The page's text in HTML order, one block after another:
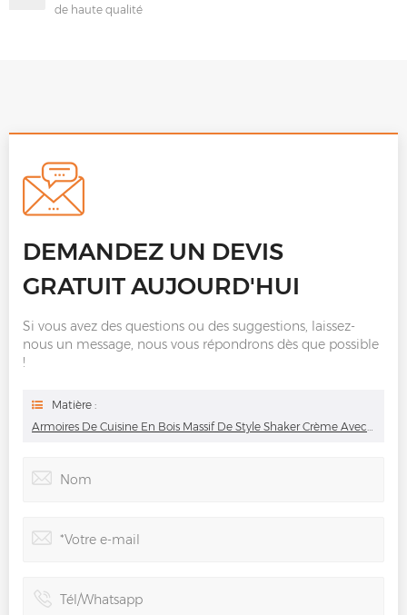
de haute qualité
DEMANDEZ UN DEVIS
GRATUIT AUJOURD'HUI
Si vous avez des questions ou des suggestions, laissez-
nous un message, nous vous répondrons dès que possible
!
Matière :
Armoires De Cuisine En Bois Massif De Style Shaker Crème Avec Gravure Florale Ornée